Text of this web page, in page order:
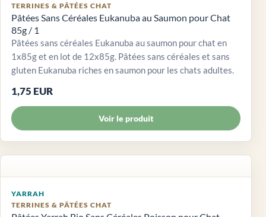
TERRINES & PÂTÉES CHAT
Pâtées Sans Céréales Eukanuba au Saumon pour Chat
85g / 1
Pâtées sans céréales Eukanuba au saumon pour chat en
1x85g et en lot de 12x85g. Pâtées sans céréales et sans
gluten Eukanuba riches en saumon pour les chats adultes.
1,75 EUR
Voir le produit
YARRAH
TERRINES & PÂTÉES CHAT